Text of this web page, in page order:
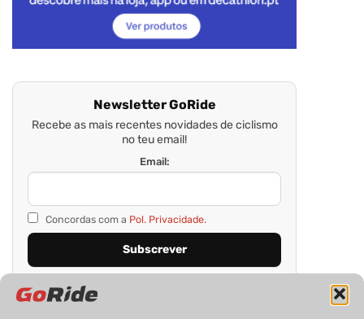
Newsletter GoRide
Recebe as mais recentes novidades de ciclismo
no teu email!
Email:
Concordas com a Pol. Privacidade.